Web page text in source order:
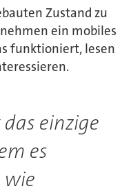
Zustand zu
ein mobiles
funktioniert, lesen
einzige
es
wie